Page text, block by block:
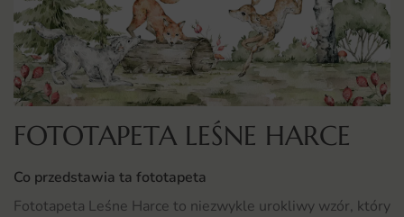
FOTOTAPETA LEŚNE HARCE
Co przedstawia ta fototapeta
Fototapeta Leśne Harce to niezwykle urokliwy wzór, który